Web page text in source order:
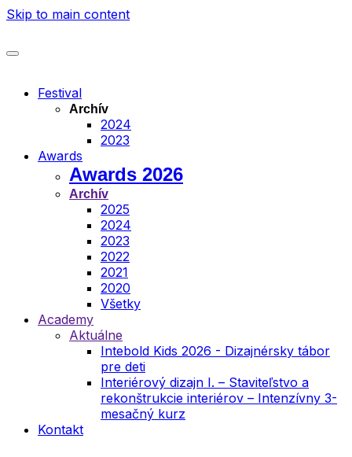
Skip to main content
Festival
Archív
2024
2023
Awards
Awards 2026
Archív
2025
2024
2023
2022
2021
2020
Všetky
Academy
Aktuálne
Intebold Kids 2026 - Dizajnérsky tábor
pre deti
Interiérový dizajn I. – Staviteľstvo a
rekonštrukcie interiérov – Intenzívny 3-
mesačný kurz
Kontakt